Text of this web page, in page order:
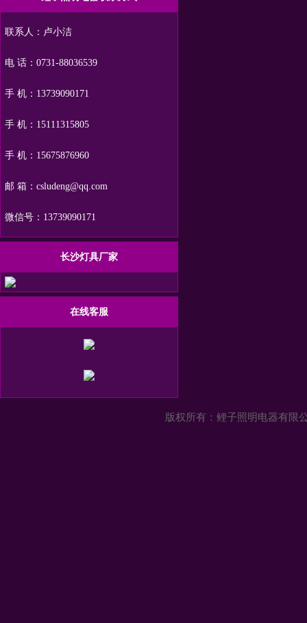
联系人：卢小洁
电 话：0731-88036539
手 机：13739090171
手 机：15111315805
手 机：15675876960
邮 箱：csludeng@qq.com
微信号：13739090171
长沙灯具厂家
在线客服
版权所有： 鲤子照明电器有限